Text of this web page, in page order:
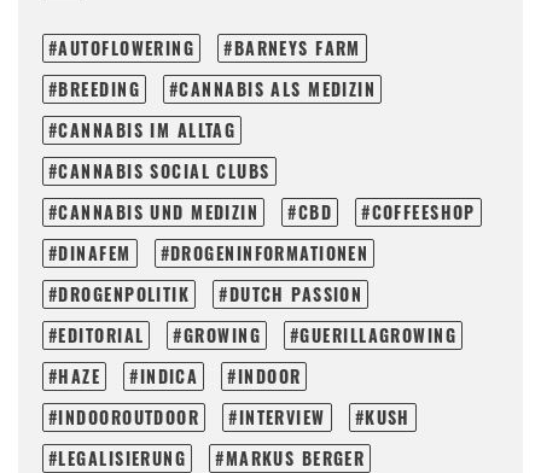
AUTOFLOWERING
BARNEYS FARM
BREEDING
CANNABIS ALS MEDIZIN
CANNABIS IM ALLTAG
CANNABIS SOCIAL CLUBS
CANNABIS UND MEDIZIN
CBD
COFFEESHOP
DINAFEM
DROGENINFORMATIONEN
DROGENPOLITIK
DUTCH PASSION
EDITORIAL
GROWING
GUERILLAGROWING
HAZE
INDICA
INDOOR
INDOOROUTDOOR
INTERVIEW
KUSH
LEGALISIERUNG
MARKUS BERGER